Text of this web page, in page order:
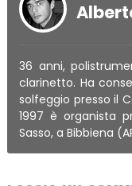
36 anni,
clarinetto. Ha
solfeggio presso il
1997 è organista
Sasso, a Bibbiena